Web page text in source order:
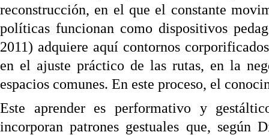
reconstrucción, en el que el constante
políticas funcionan como dispositivos
2011) adquiere aquí contornos
en el ajuste práctico de las rutas, en la
espacios comunes. En este proceso, el
Este aprender es performativo y
incorporan patrones gestuales que,